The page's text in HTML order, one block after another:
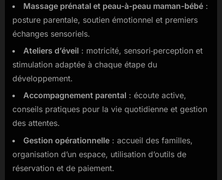
Massage prénatal et peau-à-peau maman-bébé :
posture parentale, soutien émotionnel et premiers
échanges sensoriels.
Ateliers d’éveil : motricité, sensori‑perception et
stimulation adaptée à chaque étape du
développement.
Accompagnement parental : écoute active,
conseils pratiques pour la vie quotidienne et gestion
des attentes.
Gestion opérationnelle : accueil des familles,
organisation d’un espace, utilisation d’outils de
réservation et de paiement.